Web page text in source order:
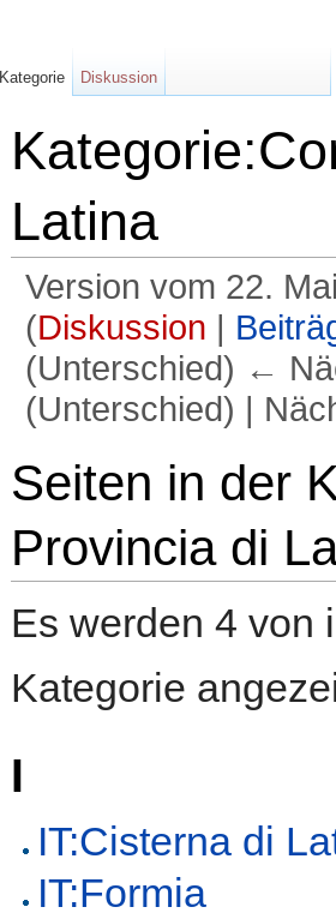
Latina
Version vom 22.
(Diskussion |
(Unterschied) ←
(Unterschied) |
Seiten in der
Provincia di
Es werden 4 von
Kategorie
I
IT:Cisterna di
IT:Formia
Kategorie Diskussion